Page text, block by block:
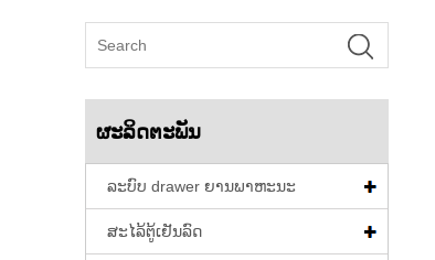
ຜະລິດຕະພັນ
ລະບົບ drawer ຍານພາຫະນະ
ສະໄລ້ຕູ້ເຢັນລົດ